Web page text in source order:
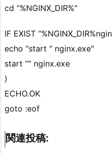
cd “%NGINX_DIR%"
IF EXIST
echo “start " nginx.exe"
start “" nginx.exe
)
ECHO.OK
goto :eof
関連投稿: